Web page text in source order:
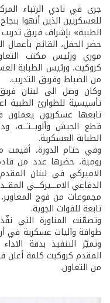
جرى في نادي الرتباء
للعسكريين الذين أنهوا
الطبية» بإشراف فريق
حضر الحفل، القائم بأعمال
موري ورئيس مكتب
كروكيت، ورئيس الطبابة
من الضباط وفريق التدريب.
وكان وصل الى لبنان
تابعها عسكريون يعملون في
قطع الجيش
الطبابة العسكرية.
وفي ختام الدورة،
رومية، حضرها عدد من
الاميركي في لبنان
الدفاعي الامـــيركـــي
مجموعات من فوج
تابعة للقوات الجوية.
وتضمّنت المناورة التي
طوافة وآليات عسكرية في
وتميّز التنفيذ بدقة
المقدم كروكيت كلمة أعلن
من التعاون.